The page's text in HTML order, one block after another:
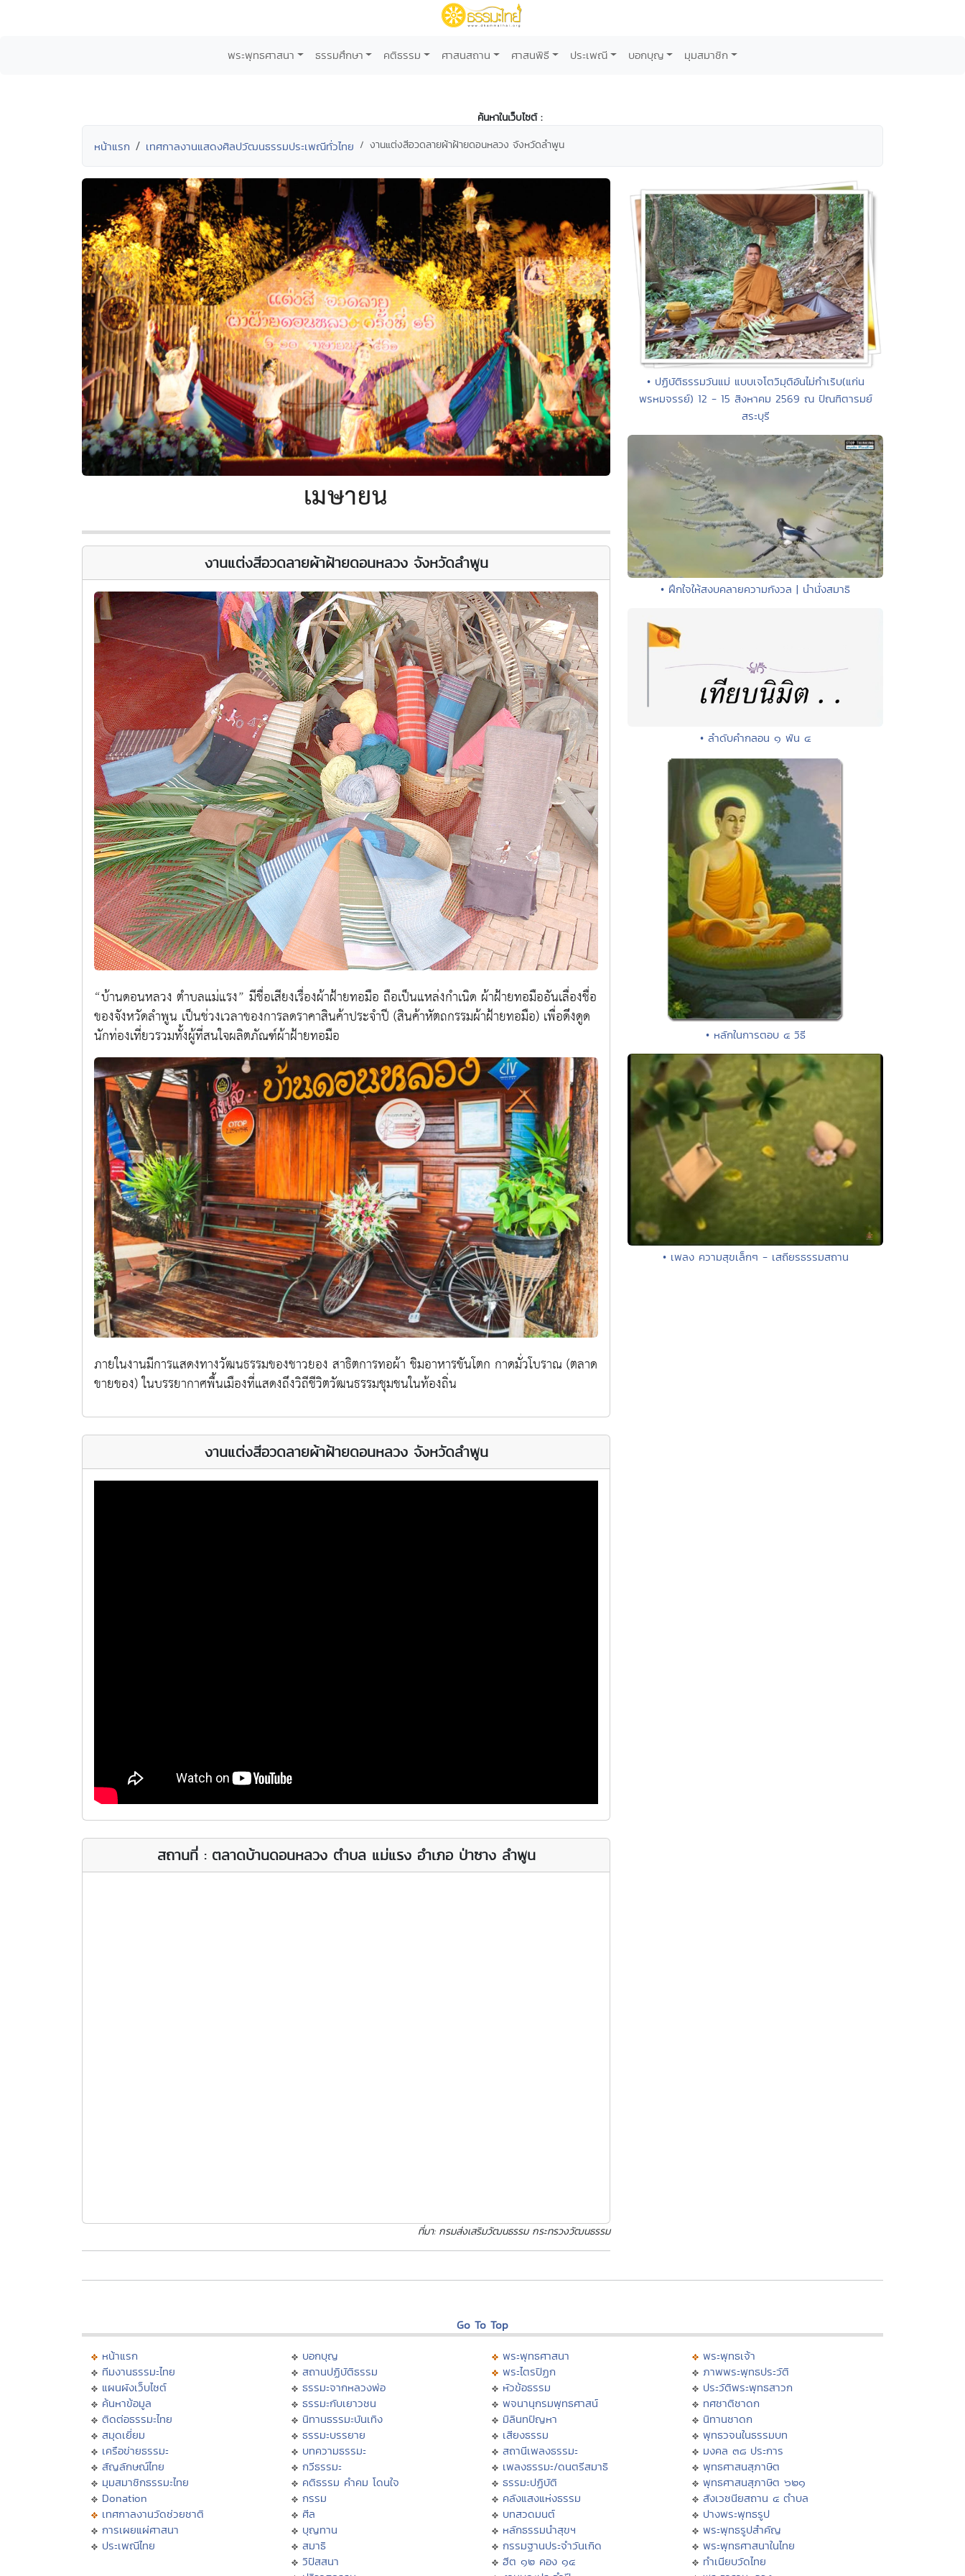
พระพุทธศาสนา ธรรมศึกษา คติธรรม ศาสนสถาน ศาสนพิธี ประเพณี บอกบุญ มุมสมาชิก
ค้นหาในเว็บไซต์ :
หน้าแรก เทศกาลงานแสดงศิลปวัฒนธรรมประเพณีทั่วไทย งานแต่งสีอวดลายผ้าฝ้ายดอนหลวง จังหวัดลำพูน
เมษายน
งานแต่งสีอวดลายผ้าฝ้ายดอนหลวง จังหวัดลำพูน
“บ้านดอนหลวง ตำบลแม่แรง” มีชื่อเสียงเรื่องผ้าฝ้ายทอมือ ถือเป็นแหล่งกำเนิด ผ้าฝ้ายทอมืออันเลื่องชื่อ
ของจังหวัดลำพูน เป็นช่วงเวลาของการลดราคาสินค้าประจำปี (สินค้าหัตถกรรมผ้าฝ้ายทอมือ) เพื่อดึงดูด
นักท่องเที่ยวรวมทั้งผู้ที่สนใจผลิตภัณฑ์ผ้าฝ้ายทอมือ
ภายในงานมีการแสดงทางวัฒนธรรมของชาวยอง สาธิตการทอผ้า ชิมอาหารขันโตก กาดมั่วโบราณ (ตลาด
ขายของ) ในบรรยากาศพื้นเมืองที่แสดงถึงวิถีชีวิตวัฒนธรรมชุมชนในท้องถิ่น
งานแต่งสีอวดลายผ้าฝ้ายดอนหลวง จังหวัดลำพูน
สถานที่ : ตลาดบ้านดอนหลวง ตำบล แม่แรง อำเภอ ป่าซาง ลำพูน
ที่มา: กรมส่งเสริมวัฒนธรรม กระทรวงวัฒนธรรม
• ปฏิบัติธรรมวันแม่ แบบเจโตวิมุติอันไม่กำเริบ(แก่น
พรหมจรรย์) 12 - 15 สิงหาคม 2569 ณ ปัณฑิตารมย์
สระบุรี
• ฝึกใจให้สงบคลายความกังวล | นำนั่งสมาธิ
• ลำดับคำกลอน ๑ พัน ๔
• หลักในการตอบ ๔ วิธี
• เพลง ความสุขเล็กๆ - เสถียรธรรมสถาน
Go To Top
หน้าแรก
ทีมงานธรรมะไทย
แผนผังเว็บไซต์
ค้นหาข้อมูล
ติดต่อธรรมะไทย
สมุดเยี่ยม
เครือข่ายธรรมะ
สัญลักษณ์ไทย
มุมสมาชิกธรรมะไทย
Donation
เทศกาลงานวัดช่วยชาติ
การเผยแผ่ศาสนา
ประเพณีไทย
บอกบุญ
สถานปฏิบัติธรรม
ธรรมะจากหลวงพ่อ
ธรรมะกับเยาวชน
นิทานธรรมะบันเทิง
ธรรมะบรรยาย
บทความธรรมะ
กวีธรรมะ
คติธรรม คำคม โดนใจ
กรรม
ศีล
บุญทาน
สมาธิ
วิปัสสนา
พระพุทธศาสนา
พระไตรปิฏก
หัวข้อธรรม
พจนานุกรมพุทธศาสน์
มิลินทปัญหา
เสียงธรรม
สถานีเพลงธรรมะ
เพลงธรรมะ/ดนตรีสมาธิ
ธรรมะปฏิบัติ
คลังแสงแห่งธรรม
บทสวดมนต์
หลักธรรมนำสุขฯ
กรรมฐานประจำวันเกิด
ฮีต ๑๒ คอง ๑๔
พระพุทธเจ้า
ภาพพระพุทธประวัติ
ประวัติพระพุทธสาวก
ทศชาติชาดก
นิทานชาดก
พุทธวจนในธรรมบท
มงคล ๓๘ ประการ
พุทธศาสนสุภาษิต
พุทธศาสนสุภาษิต ๖๒๑
สังเวชนียสถาน ๔ ตำบล
ปางพระพุทธรูป
พระพุทธรูปสำคัญ
พระพุทธศาสนาในไทย
ทำเนียบวัดไทย